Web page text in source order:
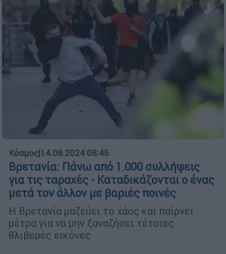
Κόσμος|14.08.2024 08:45
Βρετανία: Πάνω από 1.000 συλλήψεις
για τις ταραχές - Καταδικάζονται ο ένας
μετά τον άλλον με βαριές ποινές
Η Βρετανία μαζεύει το χάος και παίρνει
μέτρα για να μην ξαναζήσει τέτοιες
θλιβερές εικόνες